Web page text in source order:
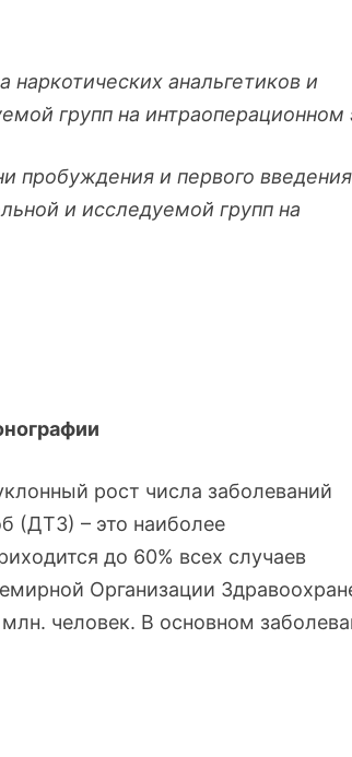
анальгетиков и
групп на интраоперационном
пробуждения и первого введения
и исследуемой групп на
рост числа заболеваний
(ДТЗ) – это наиболее
до 60% всех случаев
Организации
человек. В основном